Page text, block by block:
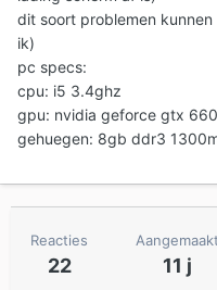
dit soort problemen
ik)
pc specs:
cpu: i5 3.4ghz
gpu: nvidia geforce gtx 660
gehuegen: 8gb ddr3
Reacties
22
Aangemaakt
11 j